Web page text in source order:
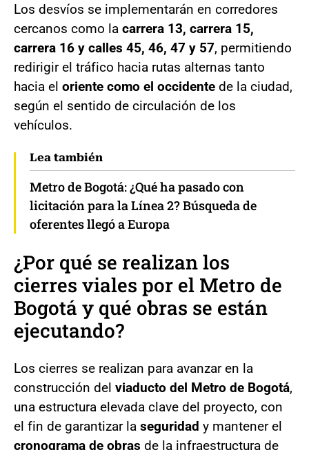
Los desvíos se implementarán en corredores
cercanos como la carrera 13, carrera 15,
carrera 16 y calles 45, 46, 47 y 57, permitiendo
redirigir el tráfico hacia rutas alternas tanto
hacia el oriente como el occidente de la ciudad,
según el sentido de circulación de los
vehículos.
Lea también
Metro de Bogotá: ¿Qué ha pasado con
licitación para la Línea 2? Búsqueda de
oferentes llegó a Europa
¿Por qué se realizan los
cierres viales por el Metro de
Bogotá y qué obras se están
ejecutando?
Los cierres se realizan para avanzar en la
construcción del viaducto del Metro de Bogotá,
una estructura elevada clave del proyecto, con
el fin de garantizar la seguridad y mantener el
cronograma de obras de la infraestructura de